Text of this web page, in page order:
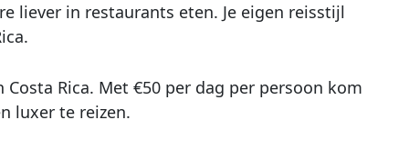
liever in restaurants eten. Je eigen reisstijl
Rica. Met €50 per dag per persoon kom
luxer te reizen.